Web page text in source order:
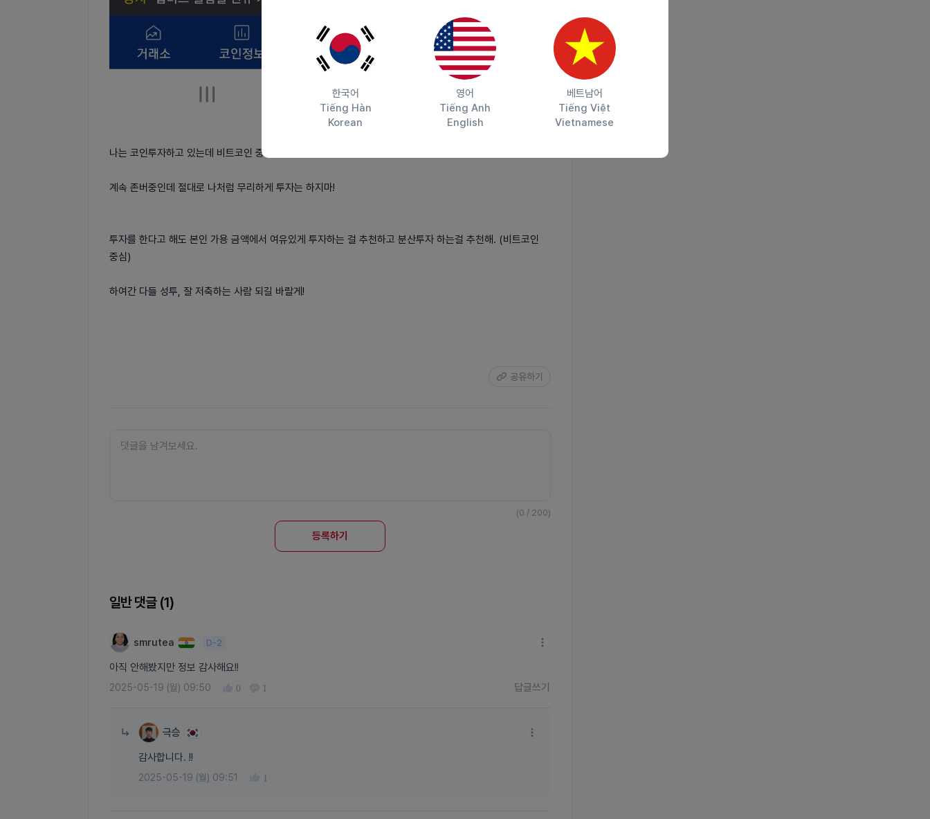
한국어
Tiếng Hàn
Korean
영어
Tiếng Anh
English
베트남어
Tiếng Việt
Vietnamese
나는 코인투자하고 있는데 비트코인 중심이긴 해..
계속 존버중인데 절대로 나처럼 무리하게 투자는 하지마!
투자를 한다고 해도 본인 가용 금액에서 여유있게 투자하는 걸 추천하고 분산투자 하는걸 추천해. (비트코인
중심)
하여간 다들 성투, 잘 저축하는 사람 되길 바랄게!
공유하기
(0 / 200)
등록하기
일반 댓글 (1)
smrutea D-2
아직 안해봤지만 정보 감사해요!!
2025-05-19 (월) 09:50 0 1답글쓰기 답글쓰기
극승
감사합니다. !!
2025-05-19 (월) 09:51 1